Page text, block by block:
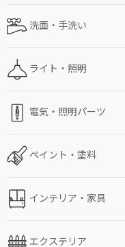
洗面・手洗い
ライト・照明
電気・照明パーツ
ペイント・塗料
インテリア・家具
エクステリア